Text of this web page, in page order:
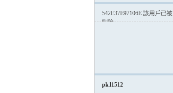
542E37E97106E 該用戶已被
刪除
pk11512